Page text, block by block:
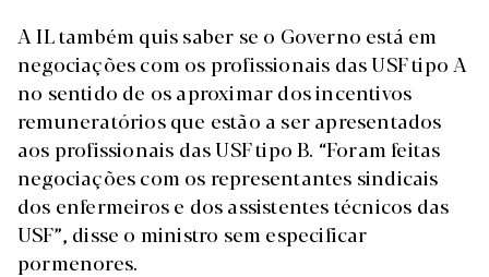
A IL também quis saber se o Governo está em
negociações com os profissionais das USF tipo A
no sentido de os aproximar dos incentivos
remuneratórios que estão a ser apresentados
aos profissionais das USF tipo B. “Foram feitas
negociações com os representantes sindicais
dos enfermeiros e dos assistentes técnicos das
USF”, disse o ministro sem especificar
pormenores.